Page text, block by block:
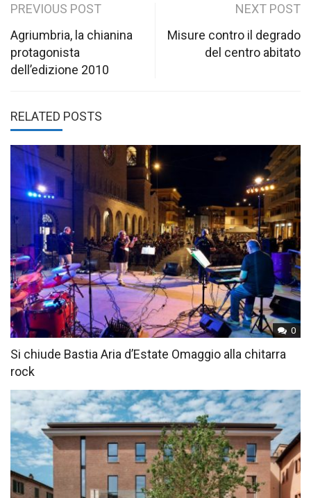
Post
navigation
PREVIOUS POST
Agriumbria, la chianina
protagonista
dell’edizione 2010
NEXT POST
Misure contro il degrado
del centro abitato
RELATED POSTS
0
Si chiude Bastia Aria d’Estate Omaggio alla chitarra
rock